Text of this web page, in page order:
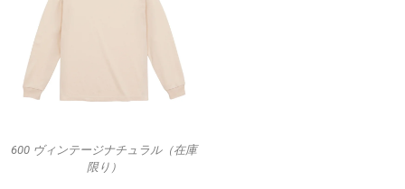
600 ヴィンテージナチュラル（在庫
限り）